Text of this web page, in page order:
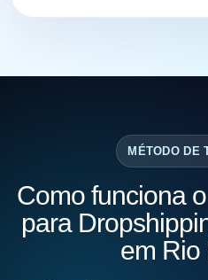
MÉTODO DE
Como funciona
para
em Rio